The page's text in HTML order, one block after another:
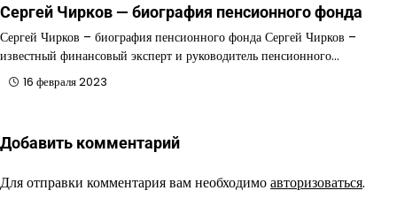
Сергей Чирков — биография пенсионного фонда
Сергей Чирков – биография пенсионного фонда Сергей Чирков –
известный финансовый эксперт и руководитель пенсионного…
16 февраля 2023
Добавить комментарий
Для отправки комментария вам необходимоавторизоваться.